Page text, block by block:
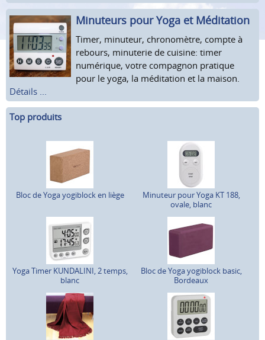
Minuteurs pour Yoga et Méditation
Timer, minuteur, chronomètre, compte à
rebours, minuterie de cuisine: timer
numérique, votre compagnon pratique
pour le yoga, la méditation et la maison.
Détails ...
Top produits
Bloc de Yoga yogiblock en liège
Minuteur pour Yoga KT 188,
ovale, blanc
Yoga Timer KUNDALINI, 2 temps,
blanc
Bloc de Yoga yogiblock basic,
Bordeaux